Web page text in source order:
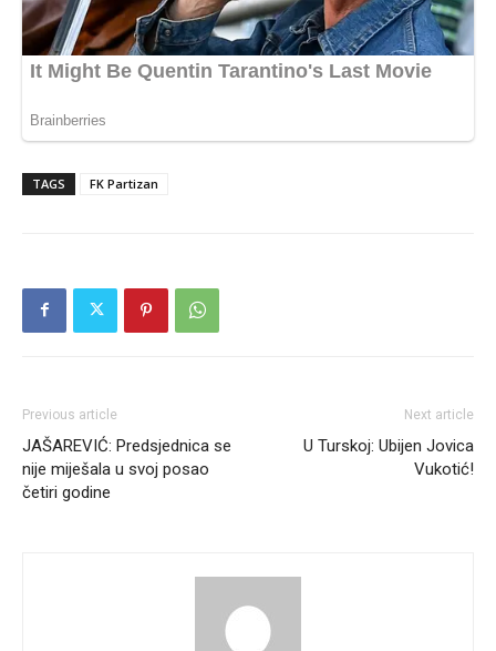
TAGS FK Partizan
Previous article
JAŠAREVIĆ: Predsjednica se
nije miješala u svoj posao
četiri godine
Next article
U Turskoj: Ubijen Jovica
Vukotić!